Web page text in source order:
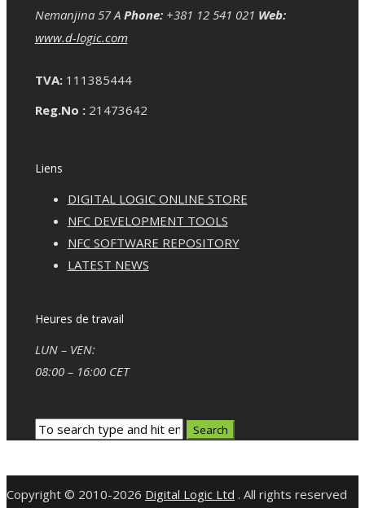
Nemanjina 57 A Phone:+381 12 541 021 Web:
www.d-logic.com
TVA:111385444
Reg.No :21473642
Liens
DIGITAL LOGIC ONLINE STORE
NFC DEVELOPMENT TOOLS
NFC SOFTWARE REPOSITORY
LATEST NEWS
Heures de travail
LUN – VEN:
08:00 – 16:00 CET
Copyright © 2010-2026 Digital Logic Ltd . All rights reserved